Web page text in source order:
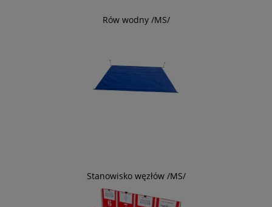
Rów wodny /MS/
Stanowisko węzłów /MS/